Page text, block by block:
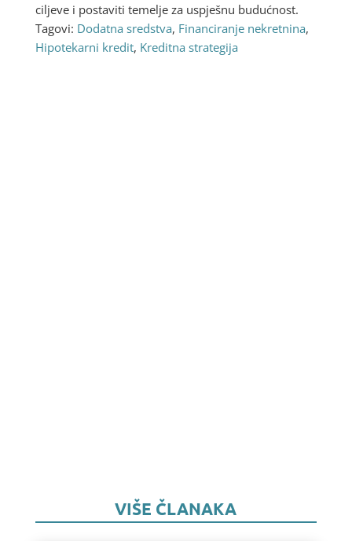
ciljeve i postaviti temelje za uspješnu budućnost.
Tagovi: Dodatna sredstva, Financiranje nekretnina,
Hipotekarni kredit, Kreditna strategija
VIŠE ČLANAKA